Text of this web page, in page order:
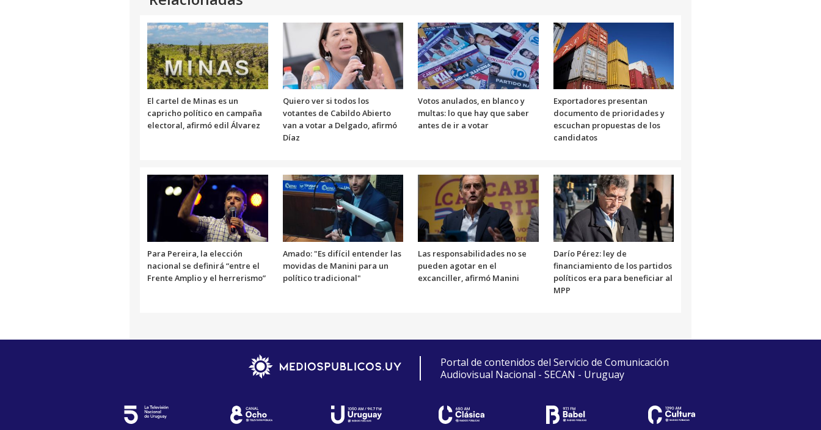
volumen.
El cartel de Minas es un
capricho político en campaña
electoral, afirmó edil Álvarez
Quiero ver si todos los
votantes de Cabildo Abierto
van a votar a Delgado, afirmó
Díaz
Votos anulados, en blanco y
multas: lo que hay que saber
antes de ir a votar
Exportadores presentan
documento de prioridades y
escuchan propuestas de los
candidatos
Para Pereira, la elección
nacional se definirá “entre el
Frente Amplio y el herrerismo”
Amado: "Es difícil entender las
movidas de Manini para un
político tradicional"
Las responsabilidades no se
pueden agotar en el
excanciller, afirmó Manini
Darío Pérez: ley de
financiamiento de los partidos
políticos era para beneficiar al
MPP
Portal de contenidos del Servicio de Comunicación
Audiovisual Nacional - SECAN - Uruguay